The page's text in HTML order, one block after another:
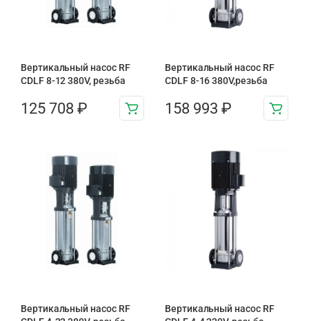
Вертикальный насос RF
CDLF 8-12 380V, резьба
125 708 ₽
Вертикальный насос RF
CDLF 8-16 380V,резьба
158 993 ₽
Вертикальный насос RF
Вертикальный насос RF